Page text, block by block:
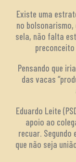
Existe uma
no
sela, não falta
Pensando que
das vacas
Eduardo Leite
apoio ao
recuar.
que não seja